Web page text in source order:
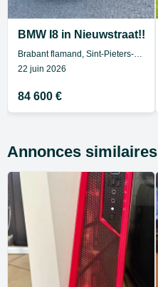
BMW I8 in Nieuwstraat!!!
Brabant flamand, Sint-Pieters-Leeuw
22 juin 2026
84 600 €
Annonces similaires